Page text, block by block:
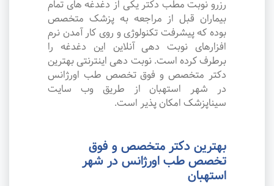
رزرو نوبت مطب دکتر یکی از دغدغه های تمام
بیماران قبل از مراجعه به پزشک متخصص
بوده که پیشرفت تکنولوژی و روی کار آمدن نرم
افزارهای نوبت دهی آنلاین این دغدغه را
برطرف کرده است. نوبت دهی اینترنتی بهترین
دکتر متخصص و فوق تخصص طب اورژانس
در شهر استهبان از طریق وب سایت
سیناپزشک امکان پذیر است.
بهترین دکتر متخصص و فوق
تخصص طب اورژانس در شهر
استهبان